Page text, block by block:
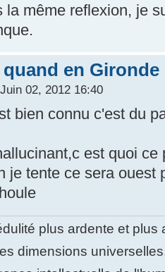
la même reflexion, je
en Gironde
02, 2012 16:40
bien connu c'est du
est quoi
je tente ce sera ouest
plus ardente et
dimensions